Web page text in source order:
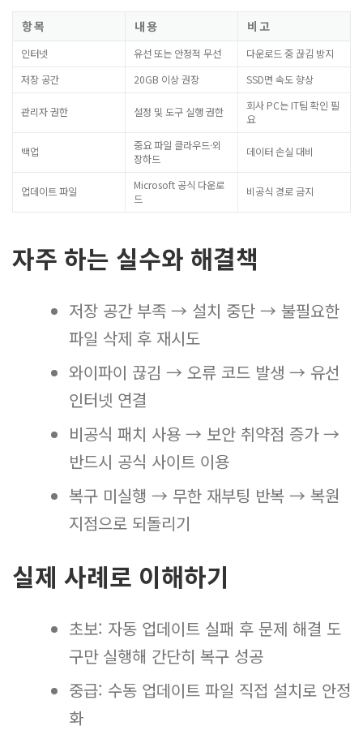
항목 내용 비고
인터넷 유선 또는 안정적 무선
다운로드 중 끊김 방지
저장 공간
20GB 이상 권장 SSD면 속도 향상
관리자 권한 설정 및 도구 실행 권한
회사 PC는 IT팀 확인 필
요
백업
중요 파일 클라우드·외
장하드
데이터 손실 대비
업데이트 파일
Microsoft 공식 다운로
드
비공식 경로 금지
자주 하는 실수와 해결책
저장 공간 부족 → 설치 중단 → 불필요한
파일 삭제 후 재시도
와이파이 끊김 → 오류 코드 발생 → 유선
인터넷 연결
비공식 패치 사용 → 보안 취약점 증가 →
반드시 공식 사이트 이용
복구 미실행 → 무한 재부팅 반복 → 복원
지점으로 되돌리기
실제 사례로 이해하기
초보: 자동 업데이트 실패 후 문제 해결 도
구만 실행해 간단히 복구 성공
중급: 수동 업데이트 파일 직접 설치로 안정
화